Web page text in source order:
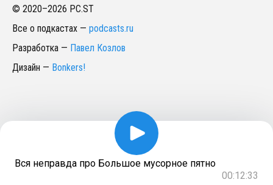
© 2020–2026 PC.ST
Все о подкастах — podcasts.ru
Разработка — Павел Козлов
Дизайн — Bonkers!
Вся неправда про Большое мусорное пятно
00:12:33